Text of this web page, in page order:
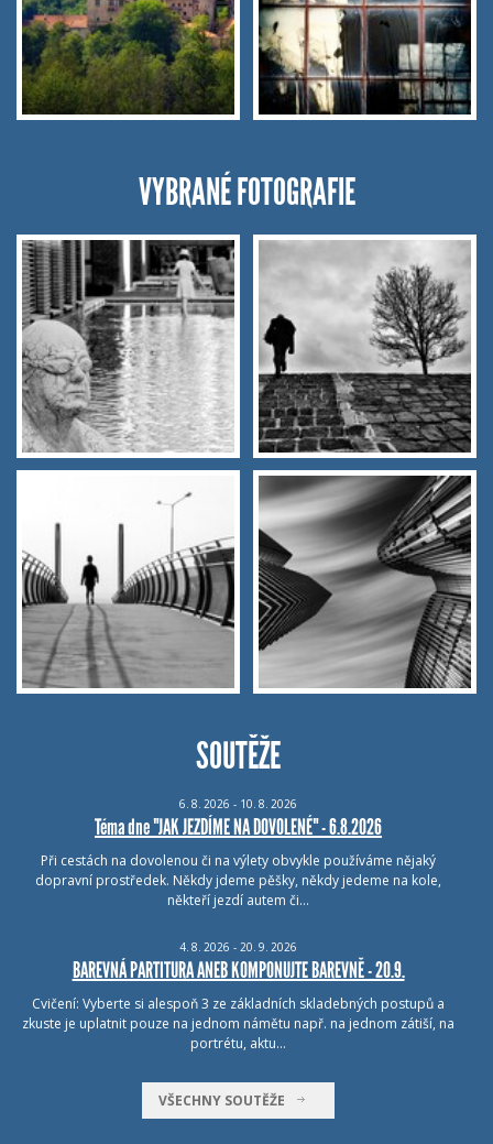
VYBRANÉ FOTOGRAFIE
SOUTĚŽE
6. 8. 2026 - 10. 8. 2026
Téma dne "JAK JEZDÍME NA DOVOLENÉ" - 6.8.2026
Při cestách na dovolenou či na výlety obvykle používáme nějaký
dopravní prostředek. Někdy jdeme pěšky, někdy jedeme na kole,
někteří jezdí autem či…
4. 8. 2026 - 20. 9. 2026
BAREVNÁ PARTITURA ANEB KOMPONUJTE BAREVNĚ - 20.9.
Cvičení: Vyberte si alespoň 3 ze základních skladebných postupů a
zkuste je uplatnit pouze na jednom námětu např. na jednom zátiší, na
portrétu, aktu…
VŠECHNY SOUTĚŽE